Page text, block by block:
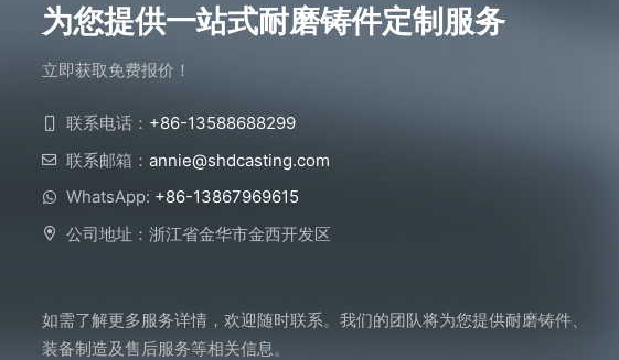
为您提供一站式耐磨铸件定制服务
立即获取免费报价！
联系电话： +86-13588688299
联系邮箱： annie@shdcasting.com
WhatsApp: +86-13867969615
公司地址：浙江省金华市金西开发区
如需了解更多服务详情，欢迎随时联系。我们的团队将为您提供耐磨铸件、
装备制造及售后服务等相关信息。